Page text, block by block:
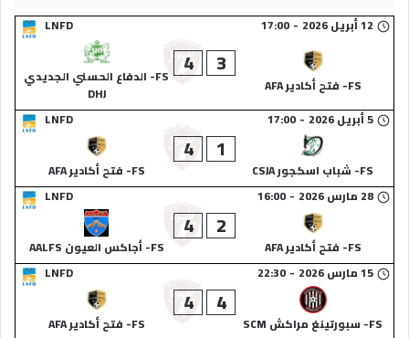
LNFD
12 أبريل 2026 -
17:00
FS- فتح أكادير AFA
3
4
FS- الدفاع الحسني الجديدي
DHJ
LNFD
5 أبريل 2026 -
17:00
FS- شباب اسكجور CSJA
1
4
FS- فتح أكادير AFA
LNFD
28 مارس 2026 -
16:00
FS- فتح أكادير AFA
2
4
FS- أجاكس العيون AALFS
LNFD
15 مارس 2026 -
22:30
FS- سبورتينغ مراكش SCM
4
4
FS- فتح أكادير AFA